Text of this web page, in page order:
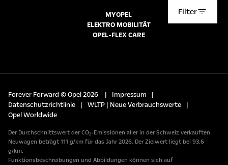
Filter
MYOPEL
ELEKTRO MOBILITÄT
OPEL-FLEX CARE
Forever Forward © Opel 2026 | Impressum
|
Datenschutzrichtlinie
| WLTP | Neue Verbrauchswerte
|
Opel Worldwide
Der Durchschnittswert der CO₂-Emissionen aller in der Schweiz verkauften
Neuwagen beträgt 111 g/km für das Jahr 2026. Der Zielwert liegt bei 93.6
g/km.
Funktionsbeschreibungen und Abbildungen können sich auf